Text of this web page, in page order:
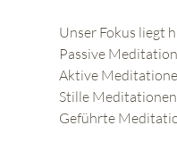
Unser Fokus liegt
Passive
Aktive
Stille
Geführte